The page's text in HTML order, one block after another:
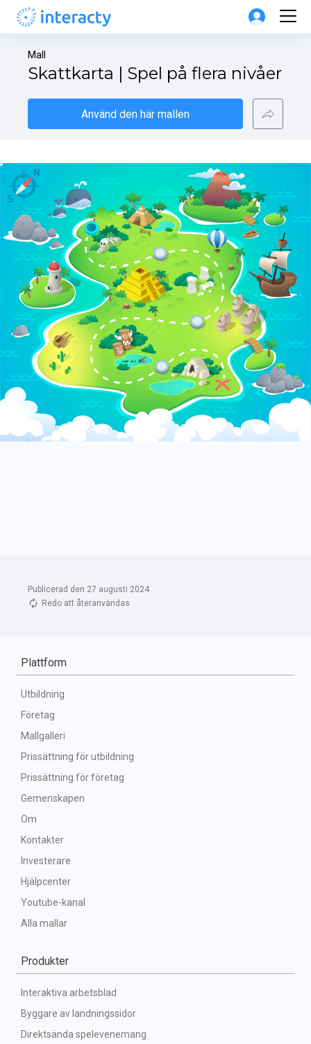
Publicerad den 27 augusti 2024
Redo att återanvändas
Mall
Skattkarta | Spel på flera nivåer
Använd den här mallen
Plattform
Utbildning
Företag
Mallgalleri
Prissättning för utbildning
Prissättning för företag
Gemenskapen
Om
Kontakter
Investerare
Hjälpcenter
Youtube-kanal
Alla mallar
Produkter
Interaktiva arbetsblad
Byggare av landningssidor
Direktsända spelevenemang